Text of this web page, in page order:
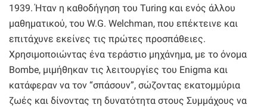
1939. Ήταν η καθοδήγηση του Turing και ενός άλλου
μαθηματικού, του W.G. Welchman, που επέκτεινε και
επιτάχυνε εκείνες τις πρώτες προσπάθειες.
Χρησιμοποιώντας ένα τεράστιο μηχάνημα, με το όνομα
Bombe, μιμήθηκαν τις λειτουργίες του Enigma και
κατάφεραν να τον “σπάσουν”, σώζοντας εκατομμύρια
ζωές και δίνοντας τη δυνατότητα στους Συμμάχους να